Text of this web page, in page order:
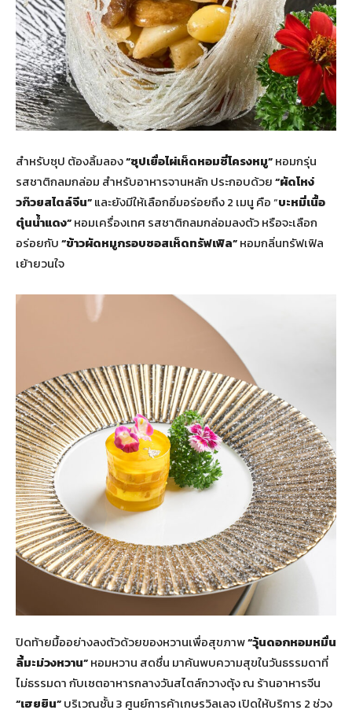
สำหรับซุป ต้องลิ้มลอง“ซุปเยื่อไผ่เห็ดหอมซี่โครงหมู”หอมกรุ่น
รสชาติกลมกล่อม สำหรับอาหารจานหลัก ประกอบด้วย“ผัดโหง่
วก๊วยสไตล์จีน”และยังมีให้เลือกอิ่มอร่อยถึง 2 เมนู คือ “บะหมี่เนื้อ
ตุ๋นน้ำแดง”หอมเครื่องเทศ รสชาติกลมกล่อมลงตัว หรือจะเลือก
อร่อยกับ“ข้าวผัดหมูกรอบซอสเห็ดทรัฟเฟิล”หอมกลิ่นทรัฟเฟิล
เย้ายวนใจ
ปิดท้ายมื้ออย่างลงตัวด้วยของหวานเพื่อสุขภาพ“วุ้นดอกหอมหมื่น
ลี้มะม่วงหวาน”หอมหวาน สดชื่น มาค้นพบความสุขในวันธรรมดาที่
ไม่ธรรมดา กับเซตอาหารกลางวันสไตล์กวางตุ้ง ณ ร้านอาหารจีน
“เฮยยิน”บริเวณชั้น 3 ศูนย์การค้าเกษรวิลเลจ เปิดให้บริการ 2 ช่วง